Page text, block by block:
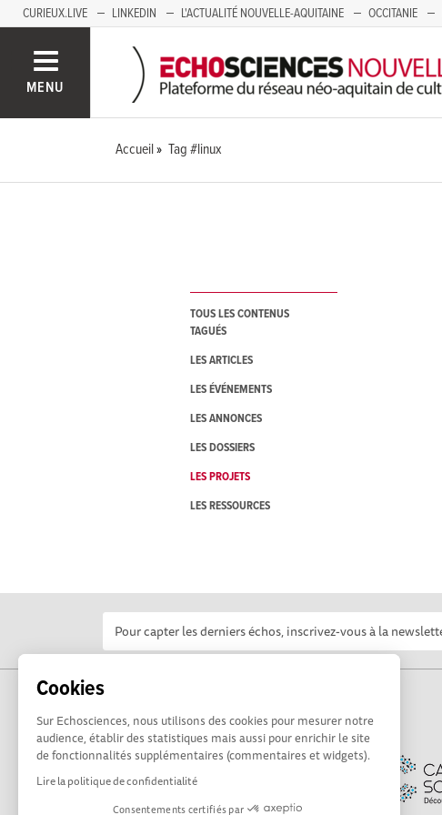
Cookies
Sur Echosciences, nous utilisons des cookies pour mesurer notre
audience, établir des statistiques mais aussi pour enrichir le site
de fonctionnalités supplémentaires (commentaires et widgets).
Lire la politique de confidentialité
Consentements certifiés par
CURIEUX.LIVE LINKEDIN L'ACTUALITÉ NOUVELLE-AQUITAINE OCCITANIE
MENU
Accueil Tag #linux
TOUS LES CONTENUS
TAGUÉS
LES ARTICLES
LES ÉVÉNEMENTS
LES ANNONCES
LES DOSSIERS
LES PROJETS
LES RESSOURCES